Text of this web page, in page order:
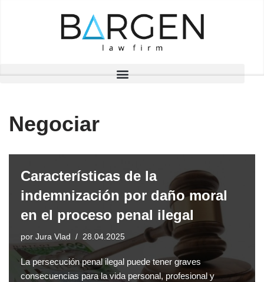
Negociar
Características de la
indemnización por daño moral
en el proceso penal ilegal
por Jura Vlad 28.04.2025
La persecución penal ilegal puede tener graves
consecuencias para la vida personal, profesional y